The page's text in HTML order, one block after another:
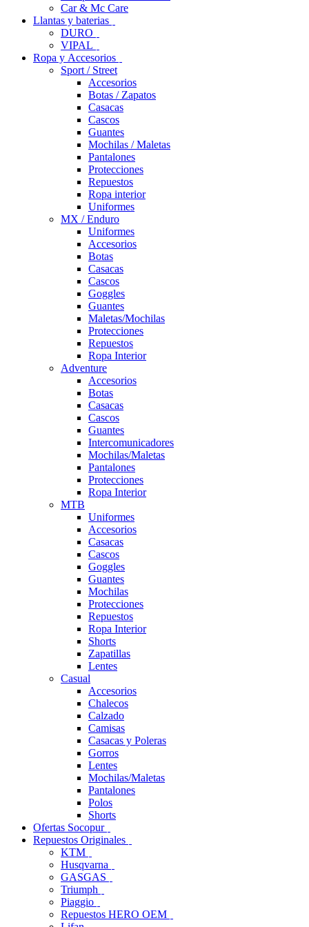
Car & Mc Care
Llantas y baterias
DURO
VIPAL
Ropa y Accesorios
Sport / Street
Accesorios
Botas / Zapatos
Casacas
Cascos
Guantes
Mochilas / Maletas
Pantalones
Protecciones
Repuestos
Ropa interior
Uniformes
MX / Enduro
Uniformes
Accesorios
Botas
Casacas
Cascos
Goggles
Guantes
Maletas/Mochilas
Protecciones
Repuestos
Ropa Interior
Adventure
Accesorios
Botas
Casacas
Cascos
Guantes
Intercomunicadores
Mochilas/Maletas
Pantalones
Protecciones
Ropa Interior
MTB
Uniformes
Accesorios
Casacas
Cascos
Goggles
Guantes
Mochilas
Protecciones
Repuestos
Ropa Interior
Shorts
Zapatillas
Lentes
Casual
Accesorios
Chalecos
Calzado
Camisas
Casacas y Poleras
Gorros
Lentes
Mochilas/Maletas
Pantalones
Polos
Shorts
Ofertas Socopur
Repuestos Originales
KTM
Husqvarna
GASGAS
Triumph
Piaggio
Repuestos HERO OEM